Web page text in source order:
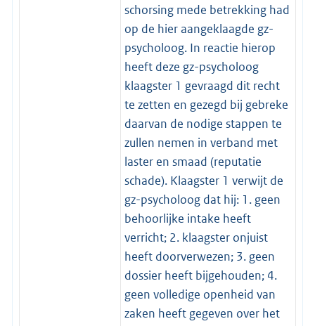
schorsing mede betrekking had
op de hier aangeklaagde gz-
psycholoog. In reactie hierop
heeft deze gz-psycholoog
klaagster 1 gevraagd dit recht
te zetten en gezegd bij gebreke
daarvan de nodige stappen te
zullen nemen in verband met
laster en smaad (reputatie
schade). Klaagster 1 verwijt de
gz-psycholoog dat hij: 1. geen
behoorlijke intake heeft
verricht; 2. klaagster onjuist
heeft doorverwezen; 3. geen
dossier heeft bijgehouden; 4.
geen volledige openheid van
zaken heeft gegeven over het